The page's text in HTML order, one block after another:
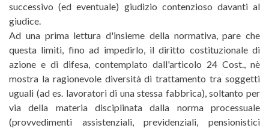
successivo (ed eventuale) giudizio contenzioso davanti al
giudice.
Ad una prima lettura d'insieme della normativa, pare che
questa limiti, fino ad impedirlo, il diritto costituzionale di
azione e di difesa, contemplato dall'articolo 24 Cost., nè
mostra la ragionevole diversità di trattamento tra soggetti
uguali (ad es. lavoratori di una stessa fabbrica), soltanto per
via della materia disciplinata dalla norma processuale
(provvedimenti assistenziali, previdenziali, pensionistici